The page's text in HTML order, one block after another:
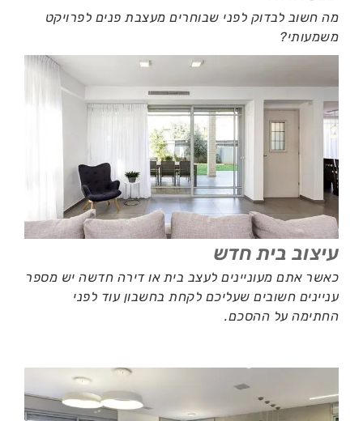
מה חשוב לבדוק לפני שבוחרים מעצבת פנים לפרויקט
משמעותי?
עיצוב בית חדש
כאשר אתם מעוניינים לעצב בית או דירה חדשה יש מספר
עניינים חשובים שעליכם לקחת בחשבון עוד לפני
החתימה על ההסכם.